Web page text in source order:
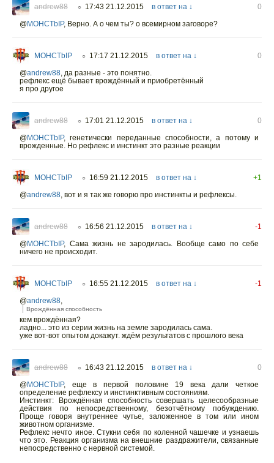
andrew88 ○ 17:43 21.12.2015 в ответ на ↓
0
@MOHCTbIP, Верно. А о чем ты? о всемирном заговоре?
MOHCTbIP ○ 17:17 21.12.2015 в ответ на ↓
0
@andrew88 да разные - это понятно.
рефлекс ещё бывает врождённый и приобретённый
я про другое
andrew88 ○ 17:01 21.12.2015 в ответ на ↓
0
@MOHCTbIP,генетически переданные способности, а потому и
врожденные. Но рефлекс и инстинкт это разные реакции
MOHCTbIP ○ 16:59 21.12.2015 в ответ на ↓
+1
@andrew88 вот и я так же говорю про инстинкты и рефлексы.
andrew88 ○ 16:56 21.12.2015 в ответ на ↓
-1
@MOHCTbIP, Сама жизнь не зародилась. Вообще само по себе
ничего не происходит.
MOHCTbIP ○ 16:55 21.12.2015 в ответ на ↓
-1
@andrew88
Врождённая способность
кем врождённая?
ладно... это из серии жизнь на земле зародилась сама.
уже вот-вот опытом докажут. ждём результатов с прошлого века
andrew88 ○ 16:43 21.12.2015 в ответ на ↓
0
@MOHCTbIP, еще в первой половине 19 века дали четкое
определение рефлексу и инстинктивным состояниям.
Инстинкт: Врождённая способность совершать целесообразные
действия по непосредственному, безотчётному побуждению.
Проще говоря внутреннее чутье, заложенное в том или ином
животном организме.
Рефлекс нечто иное. Стукни себя по коленной чашечке и узнаешь
что это. Реакция организма на внешние раздражители, связанные
непосредственно с нервной системой.